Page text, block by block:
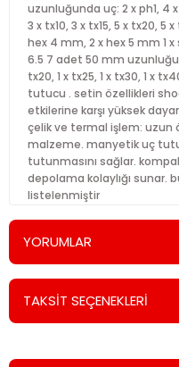
uzunluğunda uç: 2 x ph1, 4 x
3 x tx10, 3 x tx15, 5 x tx20, 5
hex 4 mm, 2 x hex 5 mm 1 x
6.5 7 adet 50 mm
tx20, 1 x tx25, 1 x tx30, 1 x
tutucu . setin özellikleri
etkilerine karşı yüksek
çelik ve termal işlem: uzun
malzeme. manyetik uç
tutunmasını sağlar.
depolama kolaylığı sunar.
listelenmiştir
YORUMLAR
Bu ürüne
TAKSİT SEÇENEKLERİ